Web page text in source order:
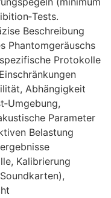
Beschreibung
Phantomgeräuschs
Protokolle
Abhängigkeit
Parameter
Belastung
Kalibrierung